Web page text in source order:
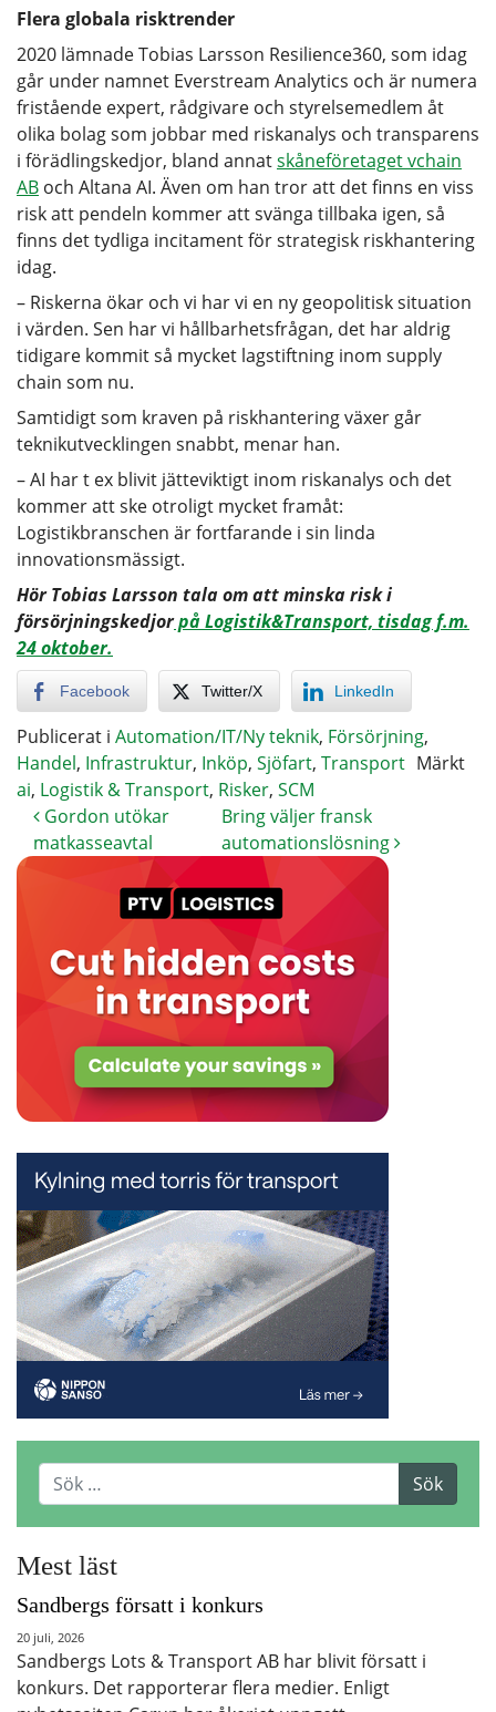
Flera globala risktrender
2020 lämnade Tobias Larsson Resilience360, som idag
går under namnet Everstream Analytics och är numera
fristående expert, rådgivare och styrelsemedlem åt
olika bolag som jobbar med riskanalys och transparens
i förädlingskedjor, bland annatskåneföretaget vchain
AB och Altana AI. Även om han tror att det finns en viss
risk att pendeln kommer att svänga tillbaka igen, så
finns det tydliga incitament för strategisk riskhantering
idag.
– Riskerna ökar och vi har vi en ny geopolitisk situation
i värden. Sen har vi hållbarhetsfrågan, det har aldrig
tidigare kommit så mycket lagstiftning inom supply
chain som nu.
Samtidigt som kraven på riskhantering växer går
teknikutvecklingen snabbt, menar han.
– AI har t ex blivit jätteviktigt inom riskanalys och det
kommer att ske otroligt mycket framåt:
Logistikbranschen är fortfarande i sin linda
innovationsmässigt.
Hör Tobias Larsson tala om att minska risk i
försörjningskedjorpå Logistik&Transport, tisdag f.m.
24 oktober.
Facebook Twitter/X LinkedIn
Publicerat i Automation/IT/Ny teknik, Försörjning,
Handel, Infrastruktur, Inköp, Sjöfart, Transport Märkt
ai, Logistik & Transport, Risker, SCM
Gordon utökar
matkasseavtal
Bring väljer fransk
automationslösning
Mest läst
Sandbergs försatt i konkurs
20 juli, 2026
Sandbergs Lots & Transport AB har blivit försatt i
konkurs. Det rapporterar flera medier. Enligt